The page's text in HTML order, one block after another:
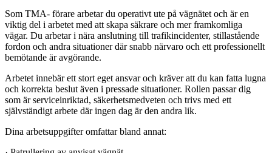
Som TMA- förare arbetar du operativt ute på vägnätet och är en
viktig del i arbetet med att skapa säkrare och mer framkomliga
vägar. Du arbetar i nära anslutning till trafikincidenter, stillastående
fordon och andra situationer där snabb närvaro och ett professionellt
bemötande är avgörande.
Arbetet innebär ett stort eget ansvar och kräver att du kan fatta lugna
och korrekta beslut även i pressade situationer. Rollen passar dig
som är serviceinriktad, säkerhetsmedveten och trivs med ett
självständigt arbete där ingen dag är den andra lik.
Dina arbetsuppgifter omfattar bland annat: